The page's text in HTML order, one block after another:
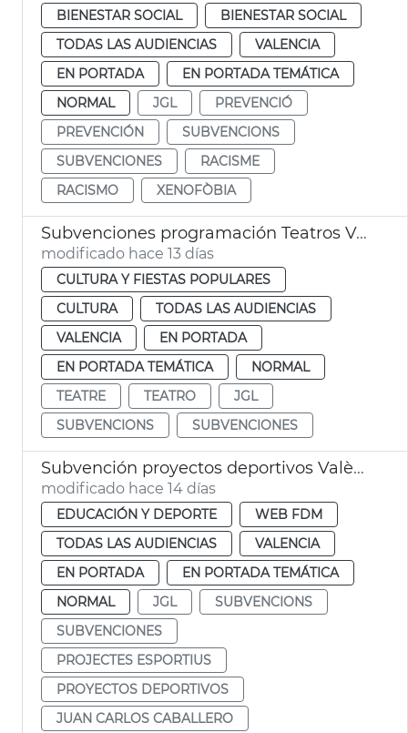
BIENESTAR SOCIAL
BIENESTAR SOCIAL
TODAS LAS AUDIENCIAS
VALENCIA
EN PORTADA
EN PORTADA TEMÁTICA
NORMAL
JGL
PREVENCIÓ
PREVENCIÓN
SUBVENCIONS
SUBVENCIONES
RACISME
RACISMO
XENOFÒBIA
Subvenciones programación Teatros València
modificado hace 13 días
CULTURA Y FIESTAS POPULARES
CULTURA
TODAS LAS AUDIENCIAS
VALENCIA
EN PORTADA
EN PORTADA TEMÁTICA
NORMAL
TEATRE
TEATRO
JGL
SUBVENCIONS
SUBVENCIONES
Subvención proyectos deportivos València
modificado hace 14 días
EDUCACIÓN Y DEPORTE
WEB FDM
TODAS LAS AUDIENCIAS
VALENCIA
EN PORTADA
EN PORTADA TEMÁTICA
NORMAL
JGL
SUBVENCIONS
SUBVENCIONES
PROJECTES ESPORTIUS
PROYECTOS DEPORTIVOS
JUAN CARLOS CABALLERO